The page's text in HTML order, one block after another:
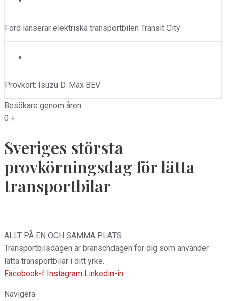
Ford lanserar elektriska transportbilen Transit City
Provkört: Isuzu D-Max BEV
Besökare genom åren
0 +
Sveriges största
provkörningsdag för lätta
transportbilar
ALLT PÅ EN OCH SAMMA PLATS
Transportbilsdagen är branschdagen för dig som använder
lätta transportbilar i ditt yrke.
Facebook-f Instagram Linkedin-in
Navigera